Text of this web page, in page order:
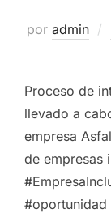
por admin
Proceso de
llevado a
empresa
de empresas
#oportunidad